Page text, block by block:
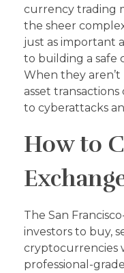
currency trading
the sheer
just as important
to building a safe
When they
asset
to cyberattacks
How to
The San
investors to buy,
cryptocurrencies
professional-